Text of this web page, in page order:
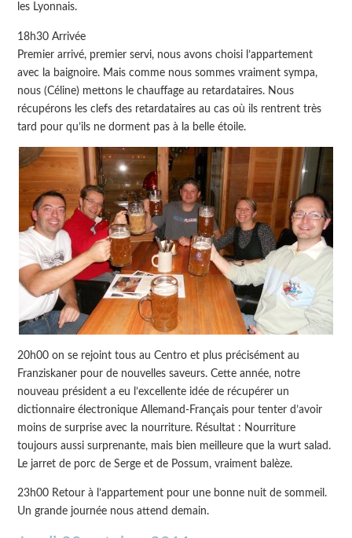
les Lyonnais.
18h30 Arrivée
Premier arrivé, premier servi, nous avons choisi l’appartement
avec la baignoire. Mais comme nous sommes vraiment sympa,
nous (Céline) mettons le chauffage au retardataires. Nous
récupérons les clefs des retardataires au cas où ils rentrent très
tard pour qu’ils ne dorment pas à la belle étoile.
20h00 on se rejoint tous au Centro et plus précisément au
Franziskaner pour de nouvelles saveurs. Cette année, notre
nouveau président a eu l’excellente idée de récupérer un
dictionnaire électronique Allemand-Français pour tenter d’avoir
moins de surprise avec la nourriture. Résultat : Nourriture
toujours aussi surprenante, mais bien meilleure que la wurt salad.
Le jarret de porc de Serge et de Possum, vraiment balèze.
23h00 Retour à l’appartement pour une bonne nuit de sommeil.
Un grande journée nous attend demain.